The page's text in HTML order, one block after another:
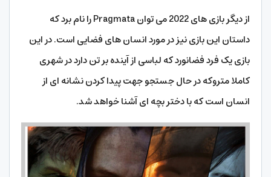
از دیگر بازی های 2022 می توان Pragmata را نام برد که
داستان این بازی نیز در مورد انسان های فضایی است. در این
بازی یک فرد فضانورد که لباسی از آینده بر تن دارد در شهری
کاملا متروکه در حال جستجو جهت پیدا کردن نشانه ای از
انسان است که با دختر بچه ای آشنا خواهد شد.